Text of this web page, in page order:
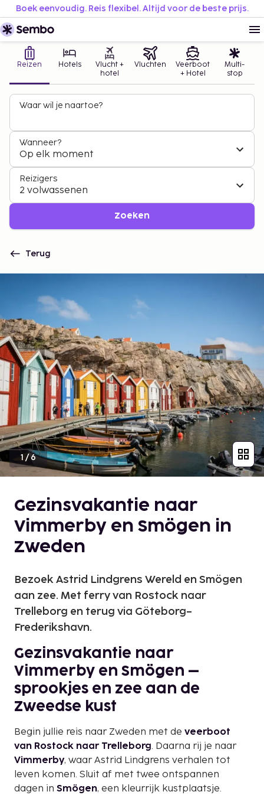
Boek eenvoudig. Reis flexibel. Altijd voor de beste prijs.
Reizen Hotels
Vlucht +
hotel
Vluchten
Veerboot
+ Hotel
Multi-
stop
Waar wil je naartoe?
Wanneer?
Op elk moment
Reizigers
2 volwassenen
Zoeken
Terug
1 /6
Gezinsvakantie naar
Vimmerby en Smögen in
Zweden
Bezoek Astrid Lindgrens Wereld en Smögen
aan zee. Met ferry van Rostock naar
Trelleborg en terug via Göteborg–
Frederikshavn.
Gezinsvakantie naar
Vimmerby en Smögen –
sprookjes en zee aan de
Zweedse kust
Begin jullie reis naar Zweden met de veerboot
van Rostock naar Trelleborg. Daarna rij je naar
Vimmerby, waar Astrid Lindgrens verhalen tot
leven komen. Sluit af met twee ontspannen
dagen in Smögen, een kleurrijk kustplaatsje.